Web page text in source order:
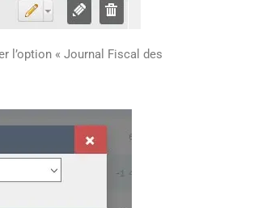
l’option « Journal Fiscal des